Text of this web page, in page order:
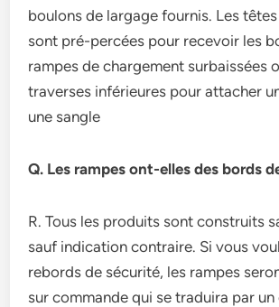
boulons de largage fournis. Les
sont pré-percées pour recevoir les
rampes de chargement surbaissées
traverses inférieures pour attacher
une sangle
Q. Les rampes ont-elles des bords
R. Tous les produits sont construits
sauf indication contraire. Si vous
rebords de sécurité, les rampes
sur commande qui se traduira par un